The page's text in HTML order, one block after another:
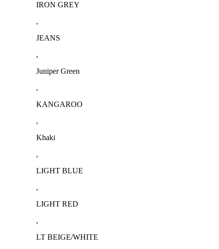
IRON GREY
,
JEANS
,
Juniper Green
,
KANGAROO
,
Khaki
,
LIGHT BLUE
,
LIGHT RED
,
LT BEIGE/WHITE